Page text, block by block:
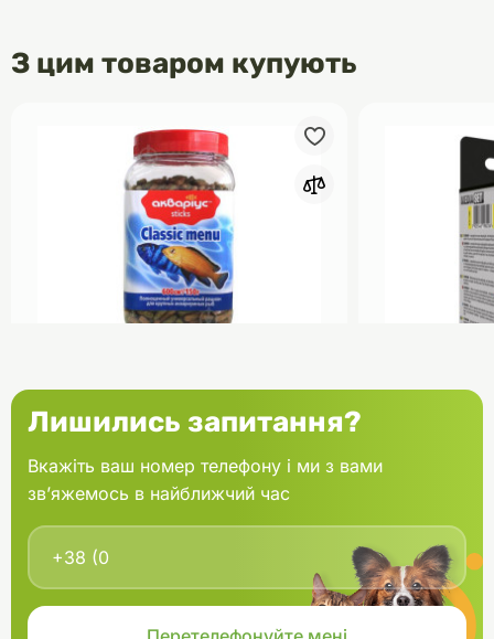
З цим товаром купують
банка 150 г
В кошик
Aquael
Лишились запитання?
Вкажіть ваш номер телефону і ми з вами
зв’яжемось в найближчий час